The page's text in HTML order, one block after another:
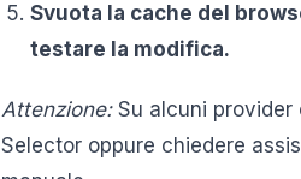
Svuota la cache del
testare la modifica.
Attenzione:Su alcuni provider
Selector oppure chiedere